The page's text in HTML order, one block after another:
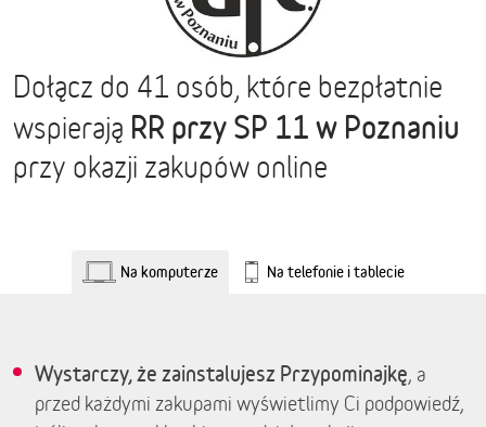
Dołącz do 41 osób, które bezpłatnie
wspierają RR przy SP 11 w Poznaniu
przy okazji zakupów online
Na komputerze Na telefonie i tablecie
Wystarczy, że zainstalujesz Przypominajkę, a
przed każdymi zakupami wyświetlimy Ci podpowiedź,